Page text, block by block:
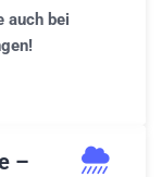
auch bei
–